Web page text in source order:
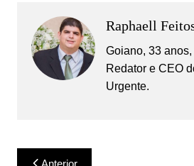
Raphaell
Goiano, 33
Redator e CEO
Urgente.
Navegação
Anterior